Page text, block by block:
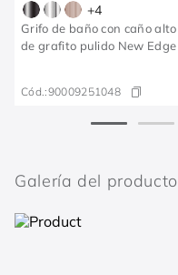
+4
Grifo de baño con caño alto
de grafito pulido New Edge
Cód.:90009251048
Galería del producto